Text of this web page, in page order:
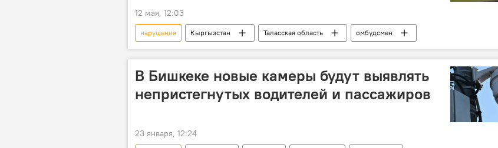
12 мая, 12:03
нарушения Кыргызстан Таласская область
омбудсмен
Институт омбудсмена
школа-интернат
В Бишкеке новые камеры будут выявлять
непристегнутых водителей и пассажиров
23 января, 12:24